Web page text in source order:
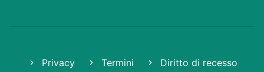
Privacy Termini Diritto di recesso